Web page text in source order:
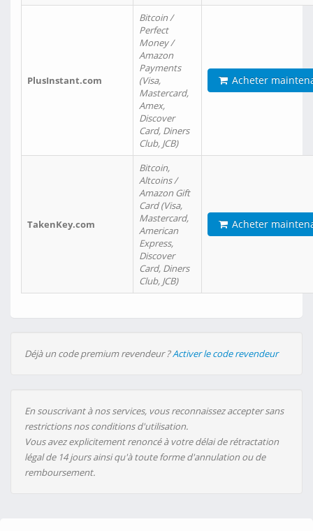
PlusInstant.com
Bitcoin /
Perfect
Money /
Amazon
Payments
(Visa,
Mastercard,
Amex,
Discover
Card, Diners
Club, JCB)
Acheter
TakenKey.com
Bitcoin,
Altcoins /
Amazon Gift
Card (Visa,
Mastercard,
American
Express,
Discover
Card, Diners
Club, JCB)
Acheter
Déjà un code premium revendeur ?Activer le code revendeur
En souscrivant à nos services, vous reconnaissez accepter sans
restrictions nos conditions d'utilisation.
Vous avez explicitement renoncé à votre délai de rétractation
légal de 14 jours ainsi qu'à toute forme d'annulation ou de
remboursement.